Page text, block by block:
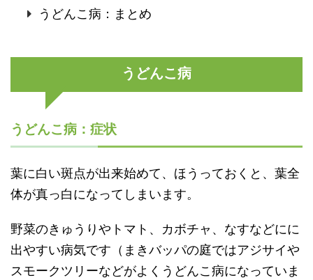
うどんこ病：まとめ
うどんこ病
うどんこ病：症状
葉に白い斑点が出来始めて、ほうっておくと、葉全
体が真っ白になってしまいます。
野菜のきゅうりやトマト、カボチャ、なすなどにに
出やすい病気です（まきバッパの庭ではアジサイや
スモークツリーなどがよくうどんこ病になっていま